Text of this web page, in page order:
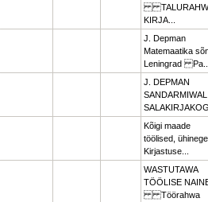
KIRJA...
J. Depman
Matemaatika
Leningrad
J. DEPMAN
Kõigi maade
töölised,
Kirjastuse...
WASTUTAWA
TÖÖLISE
Töörahwa